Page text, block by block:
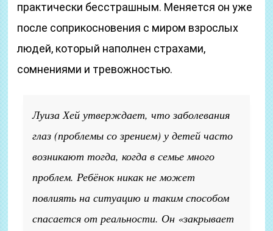
практически бесстрашным. Меняется он уже
после соприкосновения с миром взрослых
людей, который наполнен страхами,
сомнениями и тревожностью.
Луиза Хей утверждает, что заболевания
глаз (проблемы со зрением) у детей часто
возникают тогда, когда в семье много
проблем. Ребёнок никак не может
повлиять на ситуацию и таким способом
спасается от реальности. Он «закрывает